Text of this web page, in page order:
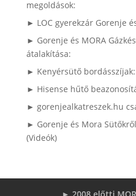
megoldások:
► LOC gyerekzár Gorenje
► Gorenje és MORA
átalakítása:
► Kenyérsütő
► Hisense hűtő
► gorenjealkatreszek.hu
► Gorenje és Mora
(Videók)